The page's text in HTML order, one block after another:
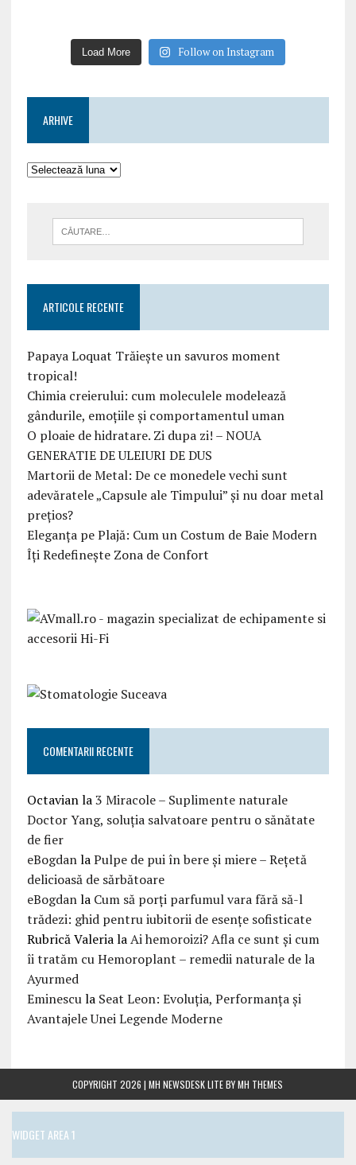
Load More Follow on Instagram
ARHIVE
ARTICOLE RECENTE
Papaya Loquat Trăiește un savuros moment
tropical!
Chimia creierului: cum moleculele modelează
gândurile, emoțiile și comportamentul uman
O ploaie de hidratare. Zi dupa zi! – NOUA
GENERATIE DE ULEIURI DE DUS
Martorii de Metal: De ce monedele vechi sunt
adevăratele „Capsule ale Timpului” și nu doar metal
prețios?
Eleganța pe Plajă: Cum un Costum de Baie Modern
Îți Redefinește Zona de Confort
COMENTARII RECENTE
Octavianla3 Miracole – Suplimente naturale
Doctor Yang, soluția salvatoare pentru o sănătate
de fier
eBogdanlaPulpe de pui în bere și miere – Rețetă
delicioasă de sărbătoare
eBogdanla Cum să porți parfumul vara fără să-l
trădezi: ghid pentru iubitorii de esențe sofisticate
Rubrică ValerialaAi hemoroizi? Afla ce sunt și cum
îi tratăm cu Hemoroplant – remedii naturale de la
Ayurmed
Eminescula Seat Leon: Evoluția, Performanța și
Avantajele Unei Legende Moderne
COPYRIGHT 2026 | MH NEWSDESK LITE BYMH THEMES
WIDGET AREA 1